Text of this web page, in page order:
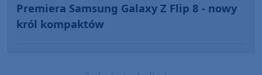
Premiera Samsung Galaxy Z Flip 8 - nowy
król kompaktów